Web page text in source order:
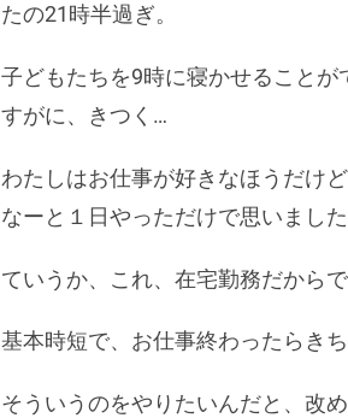
たの21時半過ぎ。
子どもたちを9時に寝かせること
すがに、きつく…
わたしはお仕事が好きなほうだけ
なーと１日やっただけで思いました
ていうか、これ、在宅勤務だから
基本時短で、お仕事終わったらき
そういうのをやりたいんだと、改め